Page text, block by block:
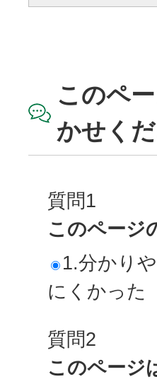
このペ
かせくだ
質問1
このページ
1.分かり
にくかった
質問2
このページ